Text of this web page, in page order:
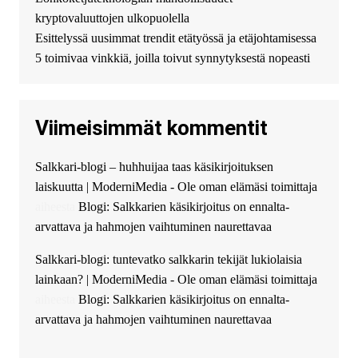
можете получить
финансирование в долг без
избыточных вопросов и
документов? Тогда обратитесь
guest_4889 :Cmon Suomi 👏
The Admin: High five! You’ve
successfully installed Simple
Ajax Chat.
kryptovaluuttojen ulkopuolella
Esittelyssä uusimmat trendit etätyössä ja etäjohtamisessa
5 toimivaa vinkkiä, joilla toivut synnytyksestä nopeasti
Viimeisimmät kommentit
Salkkari-blogi – huhhuijaa taas käsikirjoituksen
laiskuutta | ModerniMedia - Ole oman elämäsi toimittaja
Blogi: Salkkarien käsikirjoitus on ennalta-
arvattava ja hahmojen vaihtuminen naurettavaa
Salkkari-blogi: tuntevatko salkkarin tekijät lukiolaisia
lainkaan? | ModerniMedia - Ole oman elämäsi toimittaja
Blogi: Salkkarien käsikirjoitus on ennalta-
arvattava ja hahmojen vaihtuminen naurettavaa